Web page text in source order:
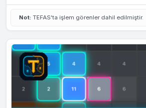
Not: TEFAS'ta işlem görenler dahil edilmiştir.